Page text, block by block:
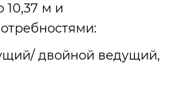
м и
двойной ведущий,